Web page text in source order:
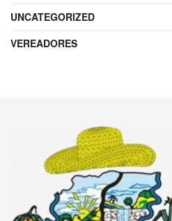
UNCATEGORIZED
VEREADORES